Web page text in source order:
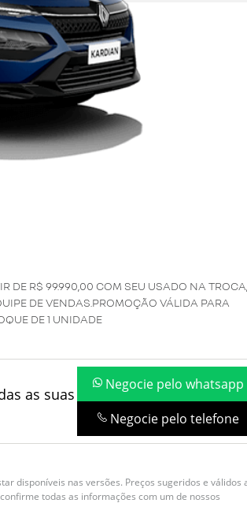
DE R$ 99.990,00 COM SEU USADO NA TROCA,
DE VENDAS.PROMOÇÃO VÁLIDA PARA
DE 1 UNIDADE
as suas
Negocie pelo whatsapp
Negocie pelo telefone
disponíveis nas versões. Preços sugeridos e válidos
todas as informações com um de nossos